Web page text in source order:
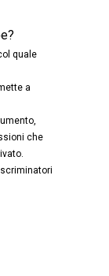
quale
a
che